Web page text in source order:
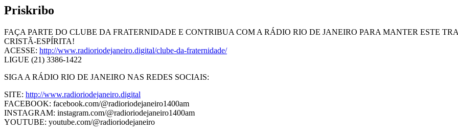
Priskribo
FAÇA PARTE DO CLUBE DA FRATERNIDADE E CONTRIBUA COM A RÁDIO RIO DE JANEIRO PARA MANTER ESTE
CRISTÃ-ESPÍRITA!
ACESSE: http://www.radioriodejaneiro.digital/clube-da-fraternidade/
LIGUE (21) 3386-1422
SIGA A RÁDIO RIO DE JANEIRO NAS REDES SOCIAIS:
SITE: http://www.radioriodejaneiro.digital
FACEBOOK: facebook.com/@radioriodejaneiro1400am
INSTAGRAM: instagram.com/@radioriodejaneiro1400am
YOUTUBE: youtube.com/@radioriodejaneiro